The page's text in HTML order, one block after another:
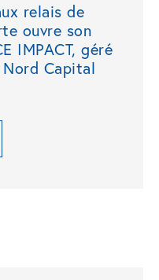
relais de
ouvre son
IMPACT, géré
Capital